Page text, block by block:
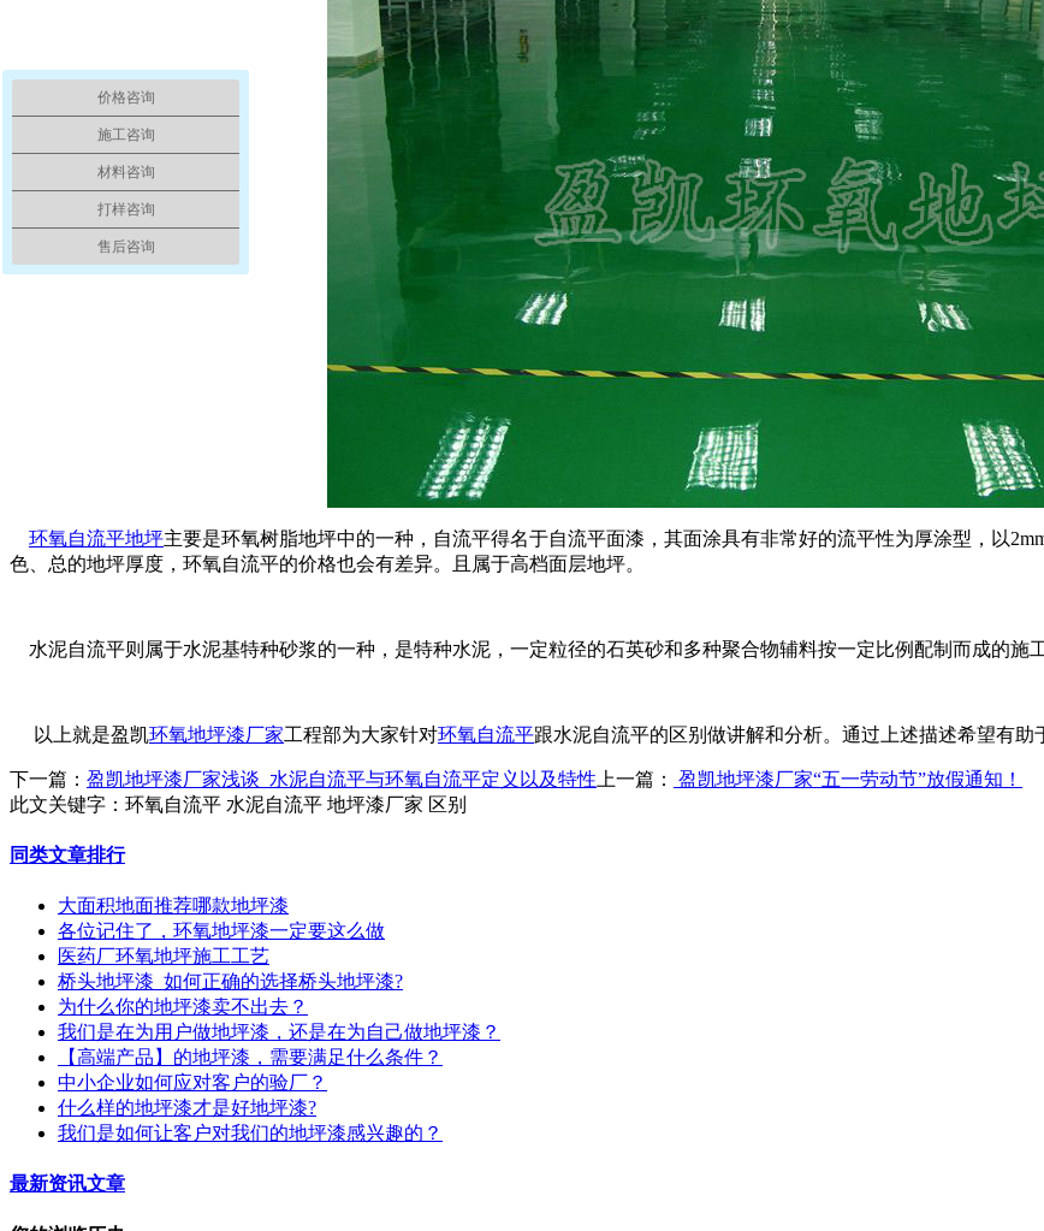
环氧自流平地坪主要是环氧树脂地坪中的一种，自流平得名于自流平面漆，其面涂具有非常好的流平性为厚涂型，以
色、总的地坪厚度，环氧自流平的价格也会有差异。且属于高档面层地坪。
水泥自流平则属于水泥基特种砂浆的一种，是特种水泥，一定粒径的石英砂和多种聚合物辅料按一定比例配制而成的施
以上就是盈凯环氧地坪漆厂家工程部为大家针对环氧自流平跟水泥自流平的区别做讲解和分析。通过上述描述希望有助
下一篇： 盈凯地坪漆厂家浅谈_水泥自流平与环氧自流平定义以及特性 上一篇：
盈凯地坪漆厂家“五一劳动节”放假通知！
此文关键字： 环氧自流平 水泥自流平 地坪漆厂家 区别
同类文章排行
大面积地面推荐哪款地坪漆
各位记住了，环氧地坪漆一定要这么做
医药厂环氧地坪施工工艺
桥头地坪漆_如何正确的选择桥头地坪漆?
为什么你的地坪漆卖不出去？
我们是在为用户做地坪漆，还是在为自己做地坪漆？
【高端产品】的地坪漆，需要满足什么条件？
中小企业如何应对客户的验厂？
什么样的地坪漆才是好地坪漆?
我们是如何让客户对我们的地坪漆感兴趣的？
最新资讯文章
价格咨询
施工咨询
材料咨询
打样咨询
售后咨询